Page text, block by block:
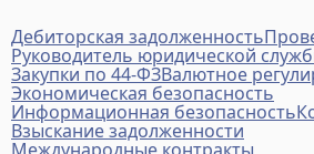
Дебиторская задолженность
Руководитель юридической
Закупки по 44-ФЗВалютное
Экономическая безопасность
Информационная безопасность
Взыскание задолженности